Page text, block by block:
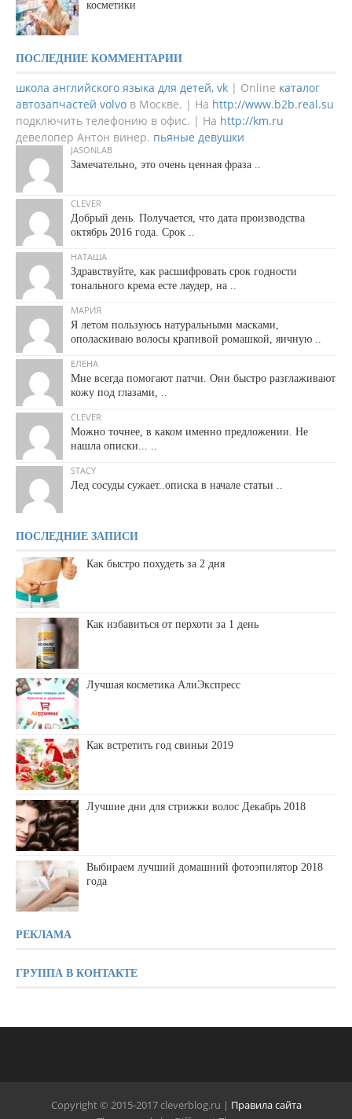
косметики
ПОСЛЕДНИЕ КОММЕНТАРИИ
школа английского языка для детей, vk | Online каталог
автозапчастей volvo в Москве. | На http://www.b2b.real.su
подключить телефонию в офис. | На http://km.ru
девелопер Антон винер. пьяные девушки
JASONLAB
Замечательно, это очень ценная фраза ..
CLEVER
Добрый день. Получается, что дата производства
октябрь 2016 года. Срок ..
НАТАША
Здравствуйте, как расшифровать срок годности
тонального крема есте лаудер, на ..
МАРИЯ
Я летом пользуюсь натуральными масками,
ополаскиваю волосы крапивой ромашкой, яичную ..
ЕЛЕНА
Мне всегда помогают патчи. Они быстро разглаживают
кожу под глазами, ..
CLEVER
Можно точнее, в каком именно предложении. Не
нашла описки... ..
STACY
Лед сосуды сужает..описка в начале статьи ..
ПОСЛЕДНИЕ ЗАПИСИ
Как быстро похудеть за 2 дня
Как избавиться от перхоти за 1 день
Лучшая косметика АлиЭкспресс
Как встретить год свиньи 2019
Лучшие дни для стрижки волос Декабрь 2018
Выбираем лучший домашний фотоэпилятор 2018
года
РЕКЛАМА
ГРУППА В КОНТАКТЕ
Copyright © 2015-2017 cleverblog.ru | Правила сайта